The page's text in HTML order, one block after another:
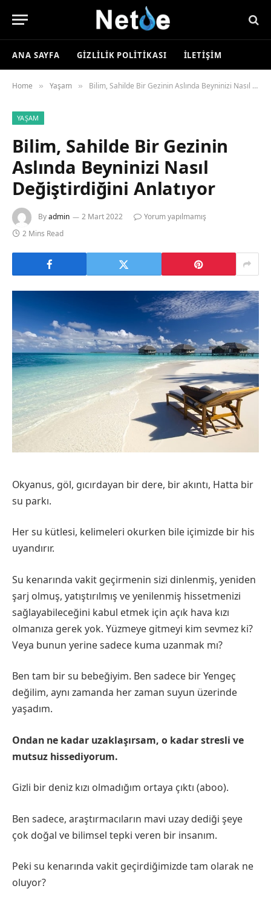
ANA SAYFA GIZLILIK POLITIKASI İLETIŞIM
Home » Yaşam » Bilim, Sahilde Bir Gezinin Aslında Beyninizi Nasıl Değiştirdiğini Anlatıyor
YAŞAM
Bilim, Sahilde Bir Gezinin
Aslında Beyninizi Nasıl
Değiştirdiğini Anlatıyor
Byadmin 2 Mart 2022
Yorum yapılmamış
2 Mins Read
Okyanus, göl, gıcırdayan bir dere, bir akıntı, Hatta bir
su parkı.
Her su kütlesi, kelimeleri okurken bile içimizde bir his
uyandırır.
Su kenarında vakit geçirmenin sizi dinlenmiş, yeniden
şarj olmuş, yatıştırılmış ve yenilenmiş hissetmenizi
sağlayabileceğini kabul etmek için açık hava kızı
olmanıza gerek yok. Yüzmeye gitmeyi kim sevmez ki?
Veya bunun yerine sadece kuma uzanmak mı?
Ben tam bir su bebeğiyim. Ben sadece bir Yengeç
değilim, aynı zamanda her zaman suyun üzerinde
yaşadım.
Ondan ne kadar uzaklaşırsam, o kadar stresli ve
mutsuz hissediyorum.
Gizli bir deniz kızı olmadığım ortaya çıktı (aboo).
Ben sadece, araştırmacıların mavi uzay dediği şeye
çok doğal ve bilimsel tepki veren bir insanım.
Peki su kenarında vakit geçirdiğimizde tam olarak ne
oluyor?